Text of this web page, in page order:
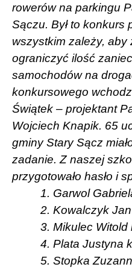
rowerów na parkingu
Sączu. Był to konkurs
wszystkim zależy, aby
ograniczyć ilość
samochodów na
konkursowego
Świątek – projektant
Wojciech Knapik. 65
gminy Stary Sącz
zadanie. Z naszej
przygotowało hasło i
1. Garwol
2. Kowalczyk
3. Mikulec Witold
4. Plata Justyna
5. Stopka